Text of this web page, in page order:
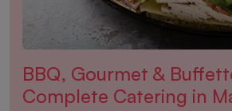
BBQ, Gourmet &
Complete Catering in